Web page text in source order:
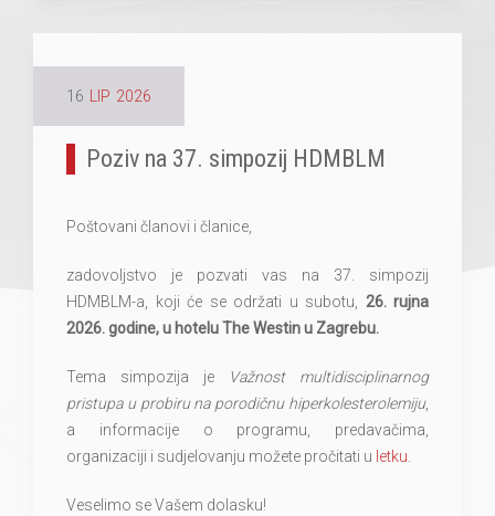
16 LIP 2026
Poziv na 37. simpozij HDMBLM
Poštovani članovi i članice,
zadovoljstvo je pozvati vas na 37. simpozij
HDMBLM-a, koji će se održati u subotu, 26. rujna
2026. godine, u hotelu The Westin u Zagrebu.
Tema simpozija je
Važnost multidisciplinarnog
pristupa u probiru na porodičnu hiperkolesterolemiju,
a informacije o programu, predavačima,
organizaciji i sudjelovanju možete pročitati u letku
Veselimo se Vašem dolasku!